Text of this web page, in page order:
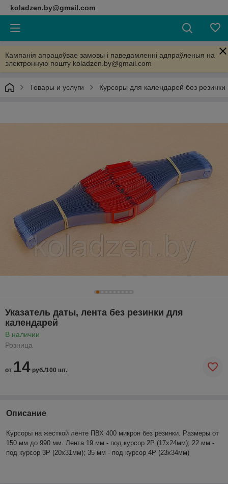
koladzen.by@gmail.com
Кампанія апрацоўвае замовы і паведамленні адпраўленыя на
электронную пошту koladzen.by@gmail.com
Товары и услуги Курсоры для календарей без резинки
Указатель даты, лента без резинки для
календарей
В наличии
Розница
от 14 руб./100 шт.
Описание
Курсоры на жесткой ленте ПВХ 400 микрон без резинки. Размеры от
150 мм до 990 мм. Лента 19 мм - под курсор 2Р (17х24мм); 22 мм -
под курсор 3Р (20х31мм); 35 мм - под курсор 4Р (23х34мм)